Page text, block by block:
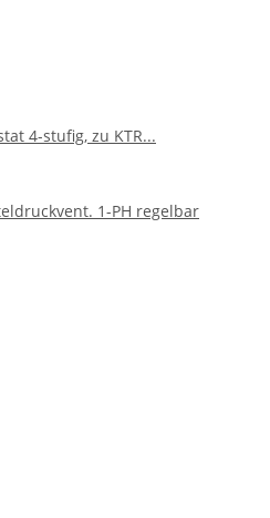
4-stufig, zu KTR...